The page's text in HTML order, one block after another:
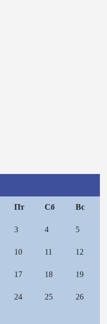
Пт Сб Вс
3 4 5
10 11 12
17 18 19
24 25 26